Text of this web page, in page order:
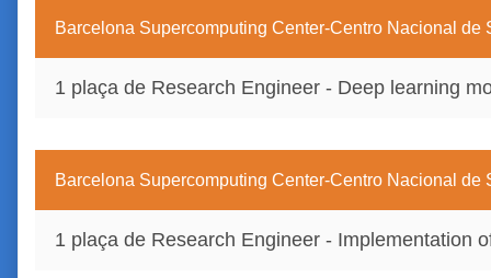
Barcelona Supercomputing Center-Centro Nacional de
1 plaça de Research Engineer - Deep learning
Barcelona Supercomputing Center-Centro Nacional de
1 plaça de Research Engineer - Implementation